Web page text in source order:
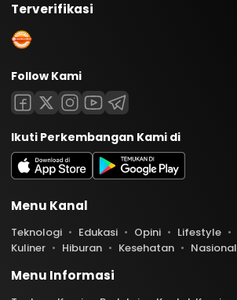
Terverifikasi
Follow Kami
Ikuti Perkembangan Kami di
Menu Kanal
Teknologi Edukasi Opini Lifestyle
Kuliner
Hiburan Kesehatan Nasional
Menu Informasi